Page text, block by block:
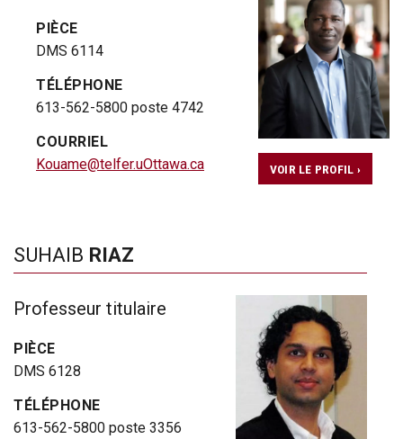
PIÈCE
DMS 6114
TÉLÉPHONE
613-562-5800 poste 4742
COURRIEL
Kouame@telfer.uOttawa.ca
VOIR LE PROFIL ›
SUHAIB RIAZ
Professeur titulaire
PIÈCE
DMS 6128
TÉLÉPHONE
613-562-5800 poste 3356